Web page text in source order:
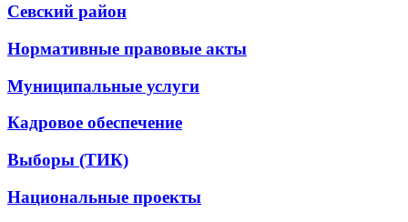
Севский район
Нормативные правовые акты
Муниципальные услуги
Кадровое обеспечение
Выборы (ТИК)
Национальные проекты